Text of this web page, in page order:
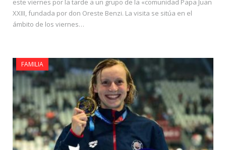
este viernes por la tarde a un grupo de la «comunidad Papa Juan
XXIII, fundada por don Oreste Benzi. La visita se sitúa en el
ámbito de los viernes…
FAMILIA